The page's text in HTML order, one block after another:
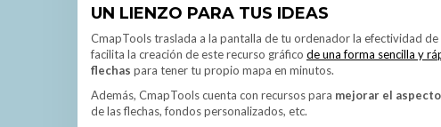
UN LIENZO PARA TUS IDEAS
CmapTools traslada a la pantalla de tu ordenador la efectividad
facilita la creación de este recurso gráfico de una forma sencilla y
flechas para tener tu propio mapa en minutos.
Además, CmapTools cuenta con recursos para mejorar el aspecto
de las flechas, fondos personalizados, etc.